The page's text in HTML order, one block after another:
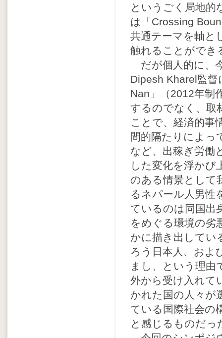
というごく局地的
は「Crossing
共通テーマを軸と
触れることができ
だが個人的に、
Dipesh Kharel監
Nan」（2012年制
するのでなく、取
ことで、経済的事
間的隔たりによっ
など、出稼ぎ労働
した変化を浮かび
のある情景として
るネパール人男性
ているのは同国出
をめぐる環境の劣
かに描き出してい
ろう日本人、およ
まし、という理由
外から受け入れて
かれた国の人々が
ている国際社会の
と感じるものだっ